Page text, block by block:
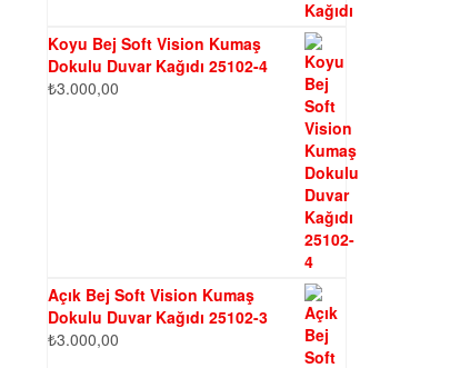
Koyu Bej Soft Vision Kumaş
Dokulu Duvar Kağıdı 25102-4
₺3.000,00
Açık Bej Soft Vision Kumaş
Dokulu Duvar Kağıdı 25102-3
₺3.000,00